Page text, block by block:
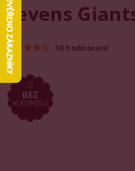
Sevens
10 hodnocení